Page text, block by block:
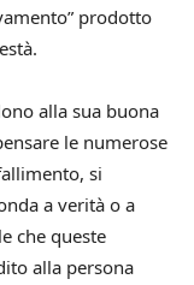
prodotto
alla sua buona
le numerose
si
a verità o a
che queste
alla persona